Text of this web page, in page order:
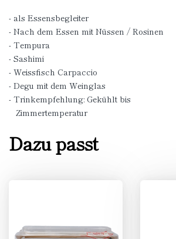
- als Essensbegleiter
- Nach dem Essen mit Nüssen / Rosinen
- Tempura
- Sashimi
- Weissfisch Carpaccio
- Degu mit dem Weinglas
- Trinkempfehlung: Gekühlt bis
Zimmertemperatur
Dazu passt